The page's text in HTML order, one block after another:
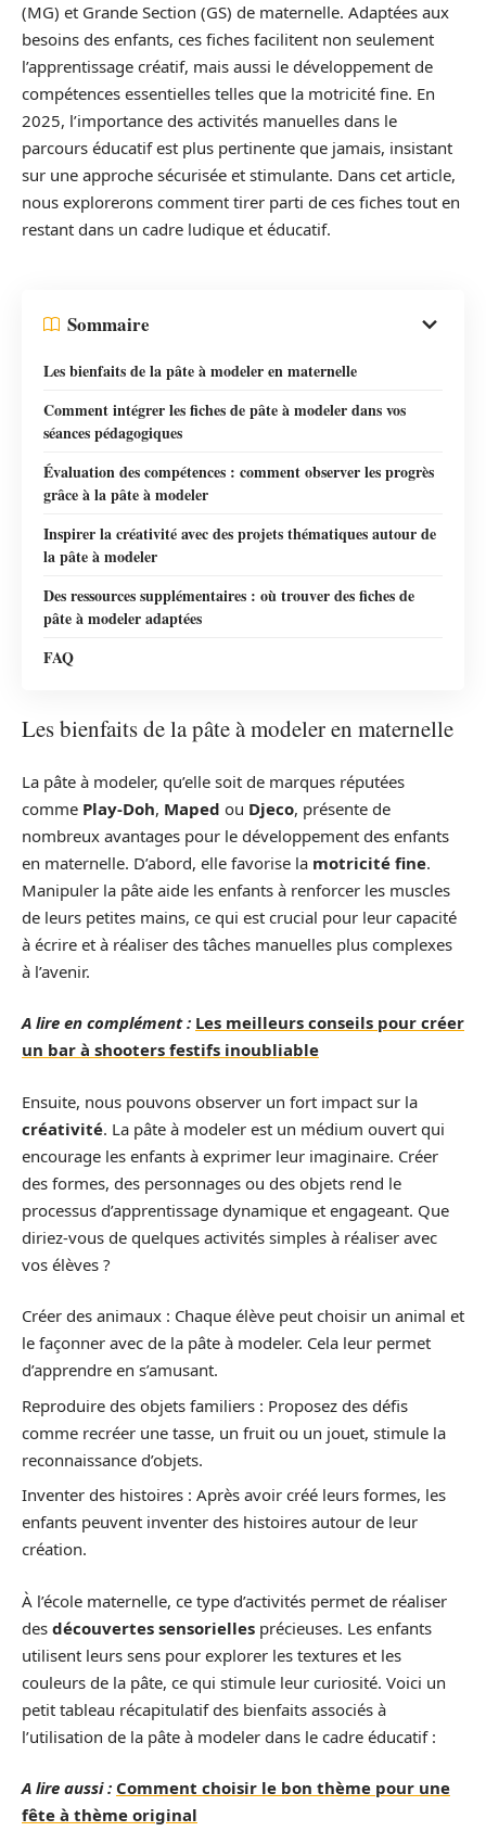
(MG) et Grande Section (GS) de maternelle. Adaptées aux
besoins des enfants, ces fiches facilitent non seulement
l’apprentissage créatif, mais aussi le développement de
compétences essentielles telles que la motricité fine. En
2025, l’importance des activités manuelles dans le
parcours éducatif est plus pertinente que jamais, insistant
sur une approche sécurisée et stimulante. Dans cet article,
nous explorerons comment tirer parti de ces fiches tout en
restant dans un cadre ludique et éducatif.
Sommaire
Les bienfaits de la pâte à modeler en maternelle
Comment intégrer les fiches de pâte à modeler dans vos
séances pédagogiques
Évaluation des compétences : comment observer les progrès
grâce à la pâte à modeler
Inspirer la créativité avec des projets thématiques autour de
la pâte à modeler
Des ressources supplémentaires : où trouver des fiches de
pâte à modeler adaptées
FAQ
Les bienfaits de la pâte à modeler en maternelle
La pâte à modeler, qu’elle soit de marques réputées
comme Play-Doh, Maped ou Djeco, présente de
nombreux avantages pour le développement des enfants
en maternelle. D’abord, elle favorise la motricité fine.
Manipuler la pâte aide les enfants à renforcer les muscles
de leurs petites mains, ce qui est crucial pour leur capacité
à écrire et à réaliser des tâches manuelles plus complexes
à l’avenir.
A lire en complément : Les meilleurs conseils pour créer
un bar à shooters festifs inoubliable
Ensuite, nous pouvons observer un fort impact sur la
créativité. La pâte à modeler est un médium ouvert qui
encourage les enfants à exprimer leur imaginaire. Créer
des formes, des personnages ou des objets rend le
processus d’apprentissage dynamique et engageant. Que
diriez-vous de quelques activités simples à réaliser avec
vos élèves ?
Créer des animaux : Chaque élève peut choisir un animal et
le façonner avec de la pâte à modeler. Cela leur permet
d’apprendre en s’amusant.
Reproduire des objets familiers : Proposez des défis
comme recréer une tasse, un fruit ou un jouet, stimule la
reconnaissance d’objets.
Inventer des histoires : Après avoir créé leurs formes, les
enfants peuvent inventer des histoires autour de leur
création.
À l’école maternelle, ce type d’activités permet de réaliser
des découvertes sensorielles précieuses. Les enfants
utilisent leurs sens pour explorer les textures et les
couleurs de la pâte, ce qui stimule leur curiosité. Voici un
petit tableau récapitulatif des bienfaits associés à
l’utilisation de la pâte à modeler dans le cadre éducatif :
A lire aussi : Comment choisir le bon thème pour une
fête à thème original